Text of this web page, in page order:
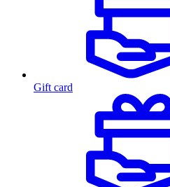
Gift card